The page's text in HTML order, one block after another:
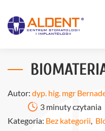
Autor: dyp. hig. mgr
3 minuty czytania
Kategoria: Bez kategorii,